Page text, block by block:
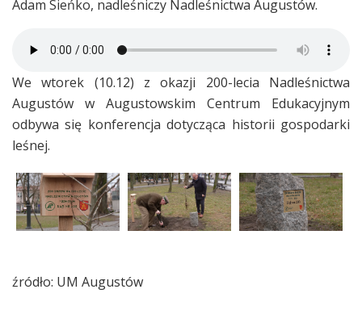
Adam Sieńko, nadleśniczy Nadleśnictwa Augustów.
We wtorek (10.12) z okazji 200-lecia Nadleśnictwa
Augustów w Augustowskim Centrum Edukacyjnym
odbywa się konferencja dotycząca historii gospodarki
leśnej.
źródło: UM Augustów